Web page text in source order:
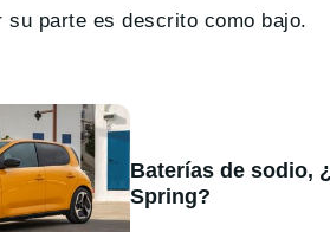
su parte es descrito como bajo.
Baterías de sodio,
Spring?